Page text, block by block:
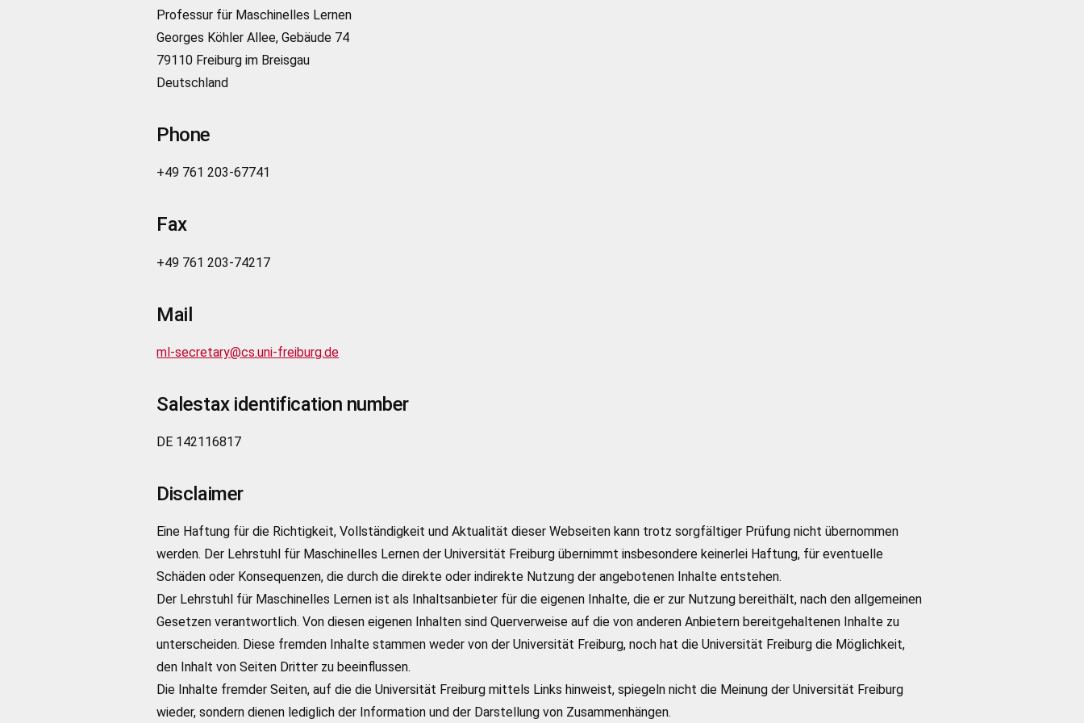
Professur für Maschinelles Lernen
Georges Köhler Allee, Gebäude 74
79110 Freiburg im Breisgau
Deutschland
Phone
+49 761 203-67741
Fax
+49 761 203-74217
Mail
ml-secretary@cs.uni-freiburg.de
Salestax identification number
DE 142116817
Disclaimer
Eine Haftung für die Richtigkeit, Vollständigkeit und Aktualität dieser Webseiten kann trotz sorgfältiger Prüfung nicht übernommen
werden. Der Lehrstuhl für Maschinelles Lernen der Universität Freiburg übernimmt insbesondere keinerlei Haftung, für eventuelle
Schäden oder Konsequenzen, die durch die direkte oder indirekte Nutzung der angebotenen Inhalte entstehen.
Der Lehrstuhl für Maschinelles Lernen ist als Inhaltsanbieter für die eigenen Inhalte, die er zur Nutzung bereithält, nach den allgemeinen
Gesetzen verantwortlich. Von diesen eigenen Inhalten sind Querverweise auf die von anderen Anbietern bereitgehaltenen Inhalte zu
unterscheiden. Diese fremden Inhalte stammen weder von der Universität Freiburg, noch hat die Universität Freiburg die Möglichkeit,
den Inhalt von Seiten Dritter zu beeinflussen.
Die Inhalte fremder Seiten, auf die die Universität Freiburg mittels Links hinweist, spiegeln nicht die Meinung der Universität Freiburg
wieder, sondern dienen lediglich der Information und der Darstellung von Zusammenhängen.